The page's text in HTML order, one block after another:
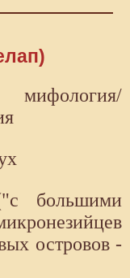
большими
островов -